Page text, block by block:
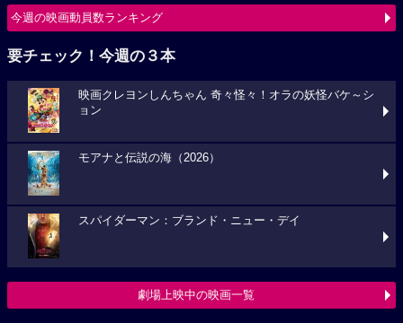
今週の映画動員数ランキング
要チェック！今週の３本
映画クレヨンしんちゃん 奇々怪々！オラの妖怪バケ～シ
ョン
モアナと伝説の海（2026）
スパイダーマン：ブランド・ニュー・デイ
劇場上映中の映画一覧